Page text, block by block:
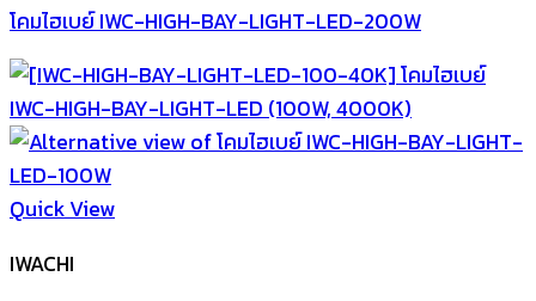
โคมไฮเบย์ IWC-HIGH-BAY-LIGHT-LED-200W
Quick View
IWACHI